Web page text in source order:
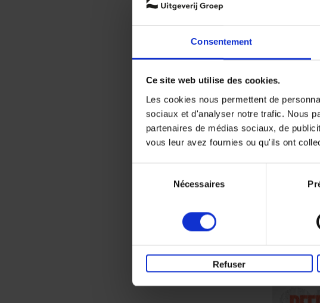
Consentement
Ce site web utilise des cookies.
Les cookies nous permettent de
sociaux et d'analyser notre trafic. Nous
partenaires de médias sociaux, de
vous leur avez fournies ou qu'ils ont
Nécessaires
Refuser